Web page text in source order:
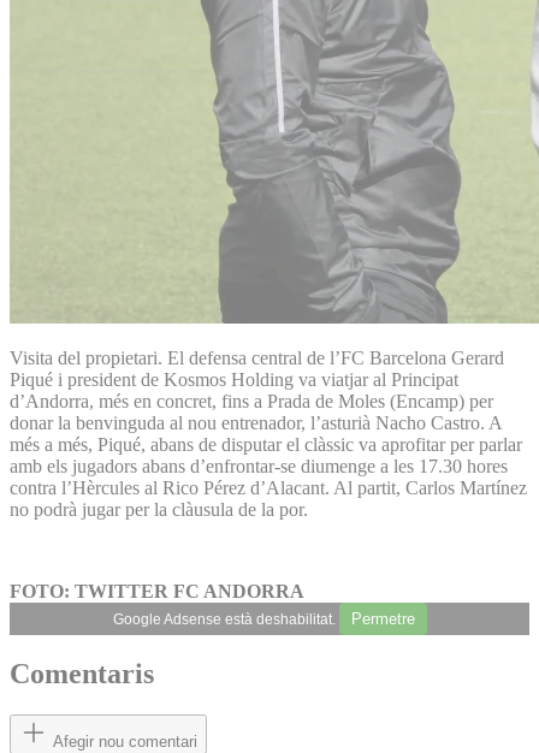
Visita del propietari. El defensa central de l’FC Barcelona Gerard
Piqué i president de Kosmos Holding va viatjar al Principat
d’Andorra, més en concret, fins a Prada de Moles (Encamp) per
donar la benvinguda al nou entrenador, l’asturià Nacho Castro. A
més a més, Piqué, abans de disputar el clàssic va aprofitar per parlar
amb els jugadors abans d’enfrontar-se diumenge a les 17.30 hores
contra l’Hèrcules al Rico Pérez d’Alacant. Al partit, Carlos Martínez
no podrà jugar per la clàusula de la por.
FOTO: TWITTER FC ANDORRA
Google Adsense està deshabilitat. Permetre
Comentaris
Afegir nou comentari